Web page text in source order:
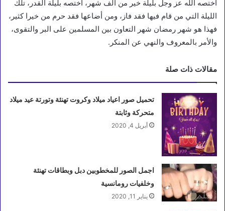
اختصه الله عز وجل بليلة خير من ألف شهر، اختصه بليلة القدر، تلك
الليلة التي من قام فيها فقد فاز، ومن أضاعها فقد حرم من خيرا كثير،
فهذا هو شهر رمضان شهر التعاون بين المسلمين على البر والتقوى،
والأمر بالمعروف والنهي عن المنكر.
مقالات ذات صلة
تحميل صور اعياد ميلاد وكروت تهنئة وتورتة عيد ميلاد
متحركة وثابتة
أبريل 4, 2020
اجمل الصور للمخطوبين دبل وبطاقات تهنئة
وخلفيات رومانسية
يناير 11, 2020